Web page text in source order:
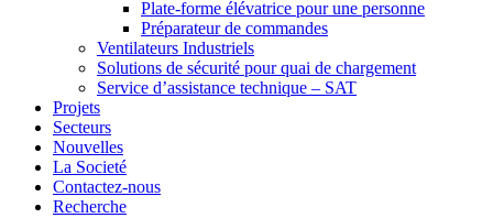
Plate-forme élévatrice pour une personne
Préparateur de commandes
Ventilateurs Industriels
Solutions de sécurité pour quai de chargement
Service d’assistance technique – SAT
Projets
Secteurs
Nouvelles
La Societé
Contactez-nous
Recherche